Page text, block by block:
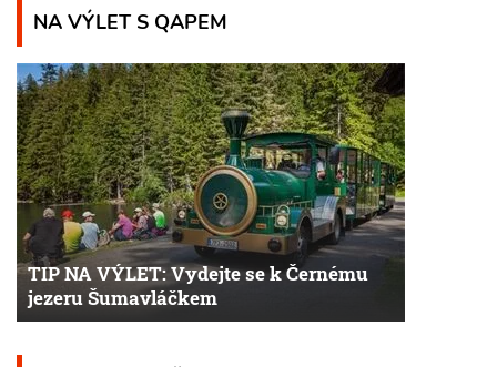
NA VÝLET S QAPEM
TIP NA VÝLET: Vydejte se k Černému
jezeru Šumavláčkem